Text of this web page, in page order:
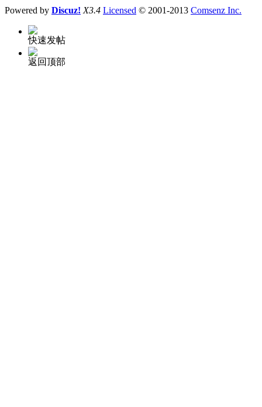
Powered by Discuz! X3.4 Licensed © 2001-2013 Comsenz Inc.
快速发帖
返回顶部